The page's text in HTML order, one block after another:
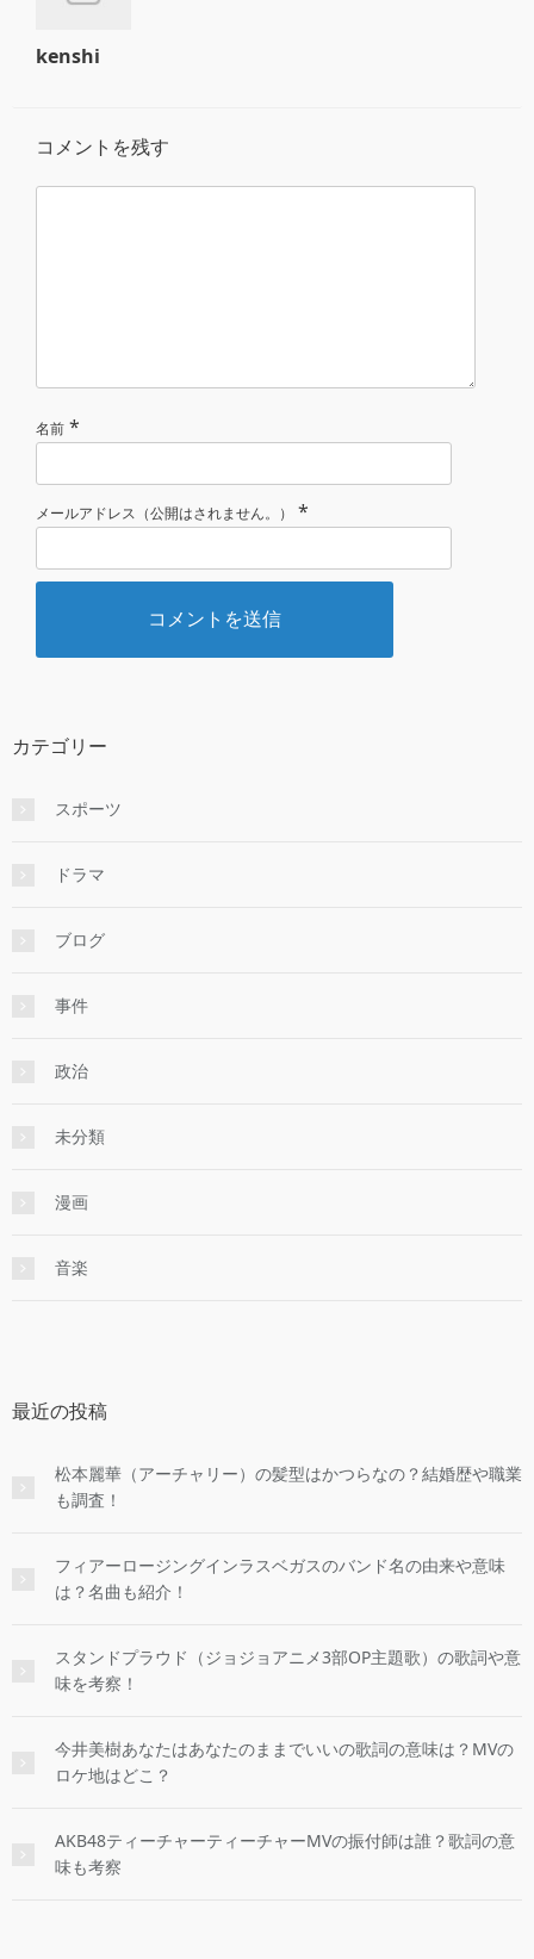
kenshi
コメントを残す
名前 *
メールアドレス（公開はされません。） *
カテゴリー
スポーツ
ドラマ
ブログ
事件
政治
未分類
漫画
音楽
最近の投稿
松本麗華（アーチャリー）の髪型はかつらなの？結婚歴や職業
も調査！
フィアーロージングインラスベガスのバンド名の由来や意味
は？名曲も紹介！
スタンドプラウド（ジョジョアニメ3部OP主題歌）の歌詞や意
味を考察！
今井美樹あなたはあなたのままでいいの歌詞の意味は？MVの
ロケ地はどこ？
AKB48ティーチャーティーチャーMVの振付師は誰？歌詞の意
味も考察